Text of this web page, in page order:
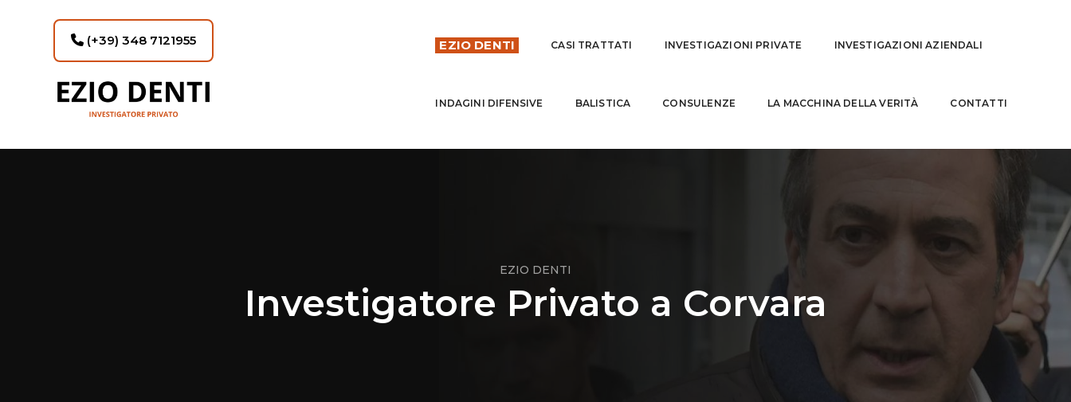
(+39) 348 7121955 EZIO DENTI CASI TRATTATI INVESTIGAZIONI PRIVATE INVESTIGAZIONI AZIENDALI
INDAGINI DIFENSIVE BALISTICA CONSULENZE LA MACCHINA DELLA VERITÀ CONTATTI
EZIO DENTI
Investigatore Privato a Corvara